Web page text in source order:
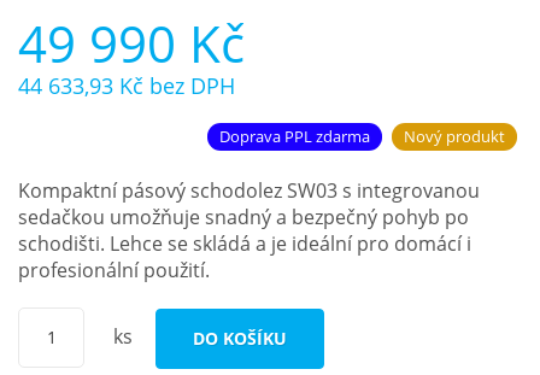
49 990 Kč
44 633,93 Kč bez DPH
Doprava PPL zdarma Nový produkt
Kompaktní pásový schodolez SW03 s integrovanou
sedačkou umožňuje snadný a bezpečný pohyb po
schodišti. Lehce se skládá a je ideální pro domácí i
profesionální použití.
ks DO KOŠÍKU